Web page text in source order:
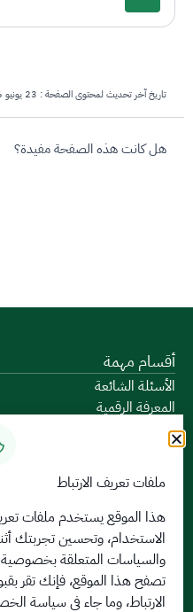
تاريخ آخر تحديث لمحتوى الصفحة : 23 يونيو 2026 بتمام الساعة 09:02 مساءً
survey_v2
هل كانت هذه الصفحة مفيدة؟
أقسام مهمة
الأسئلة الشائعة
المعرفة الرقمية
دليل الخدمات
المشاركة الإلكترونية
البيانات المفتوحة
السياسات واللوائح
تواصل معنا
الخدمات الإلكترونية
بوابة الدخول الموحد
بوابة الزوار
ملفات تعريف الارتباط
هذا الموقع يستخدم ملفات
الاستخدام، وتحسين تجربتك
والسياسات المتعلقةبخصوصية
تصفح هذا الموقع، فإنك تقر
الارتباط، وما جاء في سياسة